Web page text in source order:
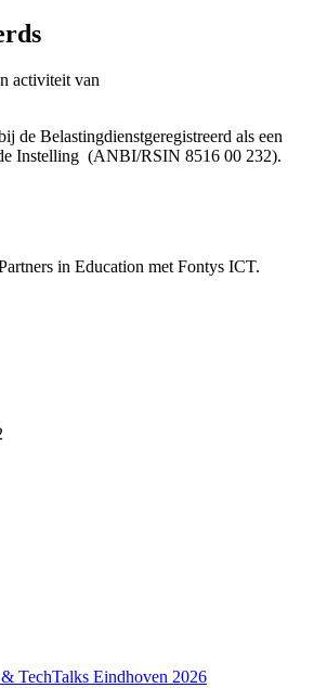
activiteit van
de Belastingdienstgeregistreerd als een
Instelling (ANBI/RSIN 8516 00 232).
in Education met Fontys ICT.
TechTalks Eindhoven 2026